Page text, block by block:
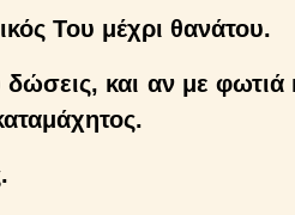
Του μέχρι θανάτου.
και αν με φωτιά